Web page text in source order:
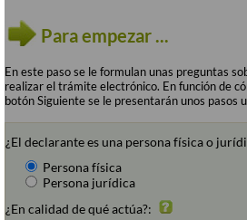
Para empezar ...
En este paso se le formulan unas preguntas
realizar el trámite electrónico. En función de
botón Siguiente se le presentarán unos pasos
¿El declarante es una persona física o
Persona física
Persona jurídica
¿En calidad de qué actúa?: